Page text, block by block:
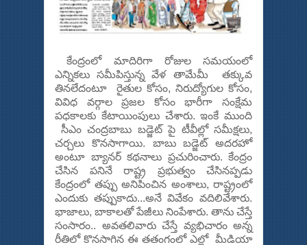
కేంద్రంలో మాదిరిగా రోజుల స‌మ‌యంలో
ఎన్నిక‌లు స‌మీపిస్తున్న వేళ తామేమీ త‌క్కువ
తిన‌లేదంటూ రైతుల కోసం, నిరుద్యోగుల కోసం,
వివిధ వ‌ర్గాల ప్ర‌జ‌ల కోసం భారీగా సంక్షేమ
ప‌ధ‌కాల‌కు కేటాయింపులు చేశారు. ఇంకే ముంది
సీఎం చంద్ర‌బాబు బ‌డ్జెట్ పై టీవీల్లో స‌మీక్ష‌లు,
చ‌ర్చ‌లు కొన‌సాగాయి. బాబు బ‌డ్జెట్ అద‌ర‌హో
అంటూ బ్యాన‌ర్ క‌థ‌నాలు ప్రచురించారు. కేంద్రం
చేసిన ప‌నినే రాష్ట్ర ప్ర‌భుత్వం చేసిన‌ప్ప‌డు
కేంద్రంలో త‌ప్పు అనిపించిన అంశాలు, రాష్ట్రంలో
ఎందుకు త‌ప్పుకాదు...అనే వివేకం వ‌దిలివేశారు.
భాజాలు, బాకాల‌తో పేజీలు నింపేశారు. తాను చేస్తే
సంసారం.. అవ‌త‌లివారు చేస్తే వ్య‌భిచారం అన్న
రీతిలో కొన‌సాగిన ఈ త‌తంగంలో ఎల్లో మీడియా